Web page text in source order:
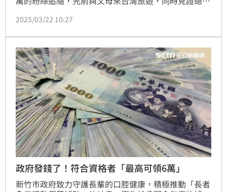
車、退租公寓，並向親友告別，買了單程機票前往台
灣」，這讓他感到震驚和失望。​
2025/03/22 10:27
政府發錢了！符合資格者「最高可領6萬」
新竹市政府致力守護長輩的口腔健康，積極推動「長者